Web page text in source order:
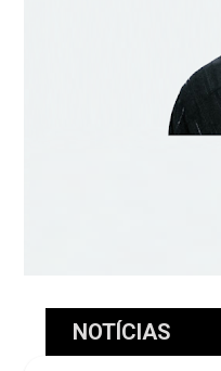
NOTÍCIAS